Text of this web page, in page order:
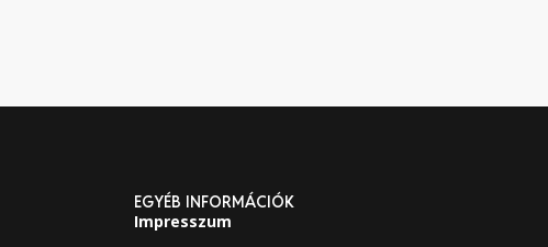
EGYÉB INFORMÁCIÓK
Impresszum